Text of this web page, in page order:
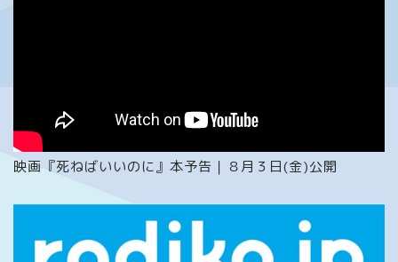
映画『死ねばいいのに』本予告｜８月３日(金)公開